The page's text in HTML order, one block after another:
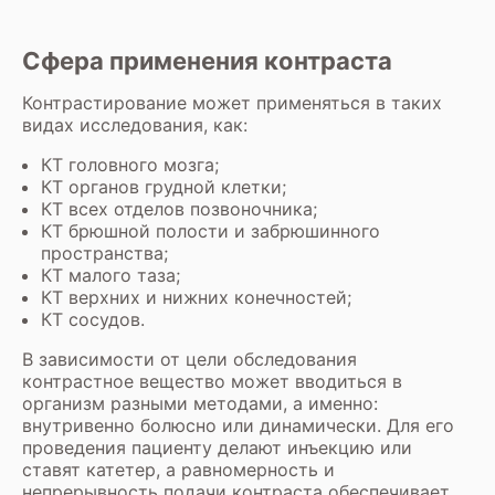
Сфера применения контраста
Контрастирование может применяться в таких
видах исследования, как:
КТ головного мозга;
КТ органов грудной клетки;
КТ всех отделов позвоночника;
КТ брюшной полости и забрюшинного
пространства;
КТ малого таза;
КТ верхних и нижних конечностей;
КТ сосудов.
В зависимости от цели обследования
контрастное вещество может вводиться в
организм разными методами, а именно:
внутривенно болюсно или динамически. Для его
проведения пациенту делают инъекцию или
ставят катетер, а равномерность и